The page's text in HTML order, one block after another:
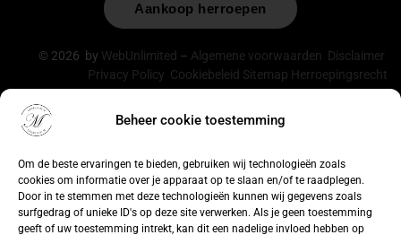
Beheer cookie toestemming
Om de beste ervaringen te bieden, gebruiken wij technologieën zoals
cookies om informatie over je apparaat op te slaan en/of te raadplegen.
Door in te stemmen met deze technologieën kunnen wij gegevens zoals
surfgedrag of unieke ID's op deze site verwerken. Als je geen toestemming
geeft of uw toestemming intrekt, kan dit een nadelige invloed hebben op
Aankoop herroepen
© 2026 by WebUnlimited – Algemene voorwaarden Disclaimer
Privacy Policy Cookiebeleid Sitemap Herroepingsrecht
De waardering van lingeriebym.nl/ bij
WebwinkelKeur